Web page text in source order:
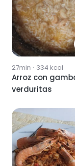
27min · 334 kcal
Arroz con
verduritas